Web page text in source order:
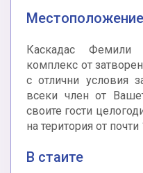
Местоположение
Каскадас Фемили
комплекс от
с отлични условия
всеки член от
своите гости
на територия от
В стаите